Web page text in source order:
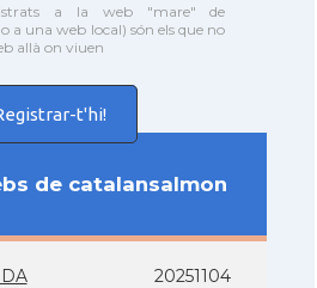
a la web "mare" de
a una web local) són els que no
allà on viuen
t'hi!
de catalansalmon
20251104